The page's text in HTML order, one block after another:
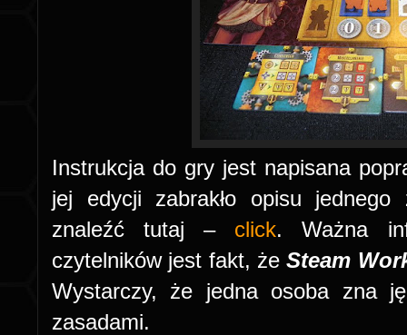
Instrukcja do gry jest napisana
jej edycji zabrakło opisu
znaleźć tutaj – click. Ważna
czytelników jest fakt, że Steam
Wystarczy, że jedna osoba zna
zasadami.